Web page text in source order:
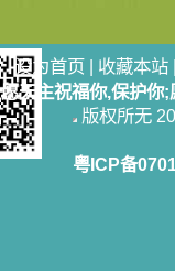
设为首页 | 收藏本站
愿天主祝福你,保护你
版权所无
粤ICP备